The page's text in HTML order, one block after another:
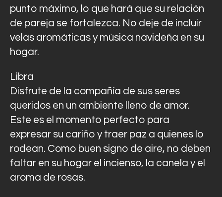
punto máximo, lo que hará que su relación
de pareja se fortalezca. No deje de incluir
velas aromáticas y música navideña en su
hogar.
Libra
Disfrute de la compañía de sus seres
queridos en un ambiente lleno de amor.
Este es el momento perfecto para
expresar su cariño y traer paz a quienes lo
rodean. Como buen signo de aire, no deben
faltar en su hogar el incienso, la canela y el
aroma de rosas.